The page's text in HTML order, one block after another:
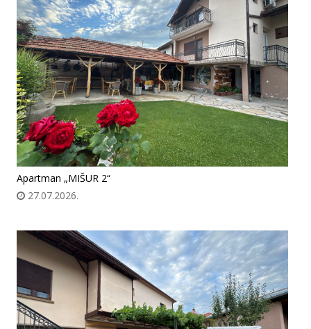
Apartman „MIŠUR 2“
27.07.2026.